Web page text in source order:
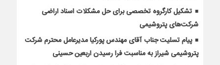
تشکیل کارگروه تخصصی برای حل مشکلات اسناد اراضی
شرکت‌های پتروشیمی
پیام تسلیت جناب آقای مهندس پوركیا مدیرعامل محترم شركت
پتروشیمی شیراز به مناسبت فرا رسیدن اربعین حسینی